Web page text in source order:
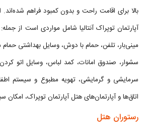
بالا برای اقامت راحت و بدون کمبود فراهم
آپارتمان توپراک آنتالیا شامل مواردی است از
مینی‌بار، تلفن، حمام با دوش، وسایل بهداشتی حمام
سشوار، صندوق امانات، کمد لباس، وسایل اتو
سرمایشی و گرمایشی، تهویه مطبوع و سیستم
اتاق‌ها و آپارتمان‌های هتل آپارتمان توپراک، امکان
رستوران هتل